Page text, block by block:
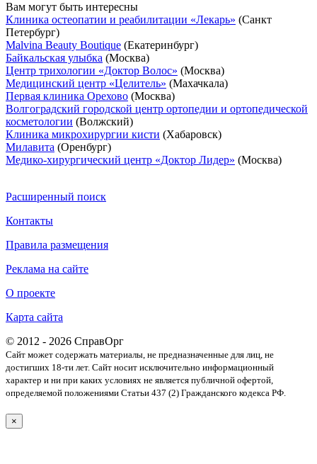
Вам могут быть интересны
Клиника остеопатии и реабилитации «Лекарь» (Санкт
Петербург)
Malvina Beauty Boutique (Екатеринбург)
Байкальская улыбка (Москва)
Центр трихологии «Доктор Волос» (Москва)
Медицинский центр «Целитель» (Махачкала)
Первая клиника Орехово (Москва)
Волгоградский городской центр ортопедии и ортопедической
косметологии (Волжский)
Клиника микрохирургии кисти (Хабаровск)
Милавита (Оренбург)
Медико-хирургический центр «Доктор Лидер» (Москва)
Расширенный поиск
Контакты
Правила размещения
Реклама на сайте
О проекте
Карта сайта
© 2012 - 2026 СправОрг
Сайт может содержать материалы, не предназначенные для лиц, не
достигших 18-ти лет. Cайт носит исключительно информационный
характер и ни при каких условиях не является публичной офертой,
определяемой положениями Статьи 437 (2) Гражданского кодекса РФ.
×